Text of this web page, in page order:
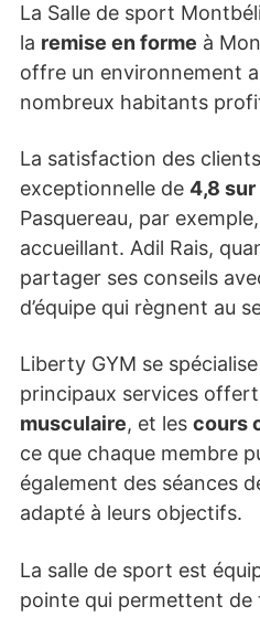
La Salle de sport
la remise en forme à
offre un environnement
nombreux habitants
La satisfaction des
exceptionnelle de 4,8 sur
Pasquereau, par
accueillant. Adil Rais,
partager ses conseils
d’équipe qui règnent au
Liberty GYM se
principaux services
musculaire, et les cours
ce que chaque membre
également des séances
adapté à leurs objectifs.
La salle de sport est
pointe qui permettent de